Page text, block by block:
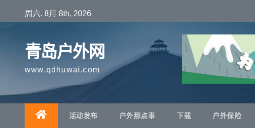
至
周六. 8月 8th, 2026
青岛户外网
www.qdhuwai.com
活动发布 户外那点事 下载 户外保险